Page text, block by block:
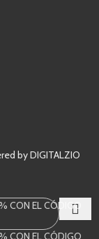
by DIGITALZIO
CON EL CÓDIGO
CON EL CÓDIGO